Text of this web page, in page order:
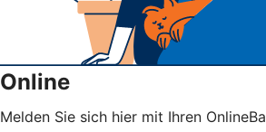
Online
Melden Sie sich hier mit Ihren